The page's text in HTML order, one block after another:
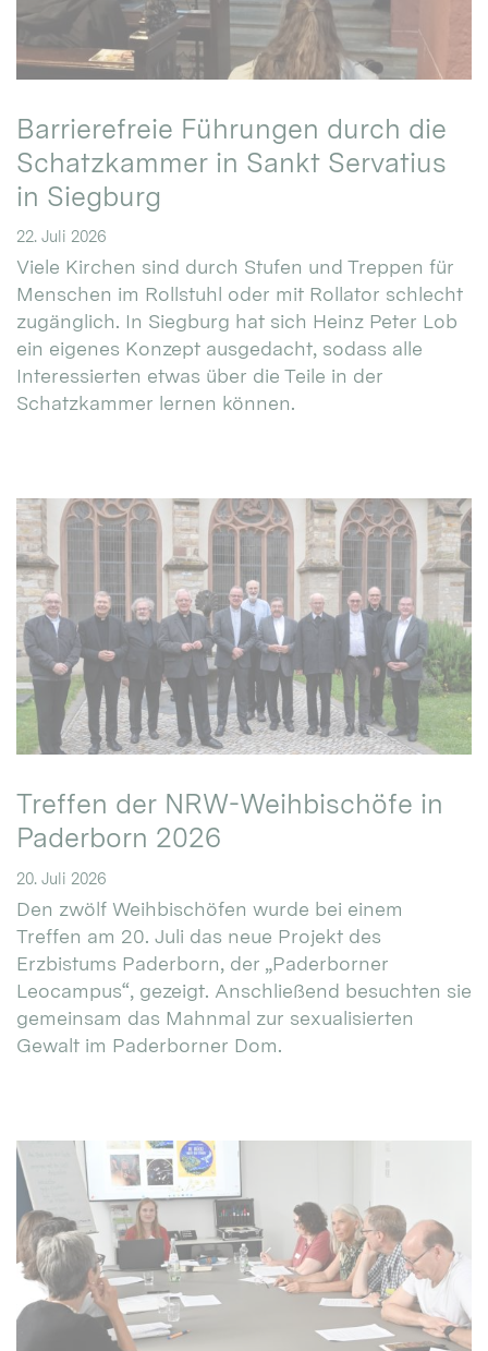
Barrierefreie Führungen durch die
Schatzkammer in Sankt Servatius
in Siegburg
22. Juli 2026
Viele Kirchen sind durch Stufen und Treppen für
Menschen im Rollstuhl oder mit Rollator schlecht
zugänglich. In Siegburg hat sich Heinz Peter Lob
ein eigenes Konzept ausgedacht, sodass alle
Interessierten etwas über die Teile in der
Schatzkammer lernen können.
Treffen der NRW-Weihbischöfe in
Paderborn 2026
20. Juli 2026
Den zwölf Weihbischöfen wurde bei einem
Treffen am 20. Juli das neue Projekt des
Erzbistums Paderborn, der „Paderborner
Leocampus“, gezeigt. Anschließend besuchten sie
gemeinsam das Mahnmal zur sexualisierten
Gewalt im Paderborner Dom.